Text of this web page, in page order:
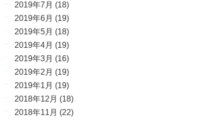
2019年7月 (18)
2019年6月 (19)
2019年5月 (18)
2019年4月 (19)
2019年3月 (16)
2019年2月 (19)
2019年1月 (19)
2018年12月 (18)
2018年11月 (22)